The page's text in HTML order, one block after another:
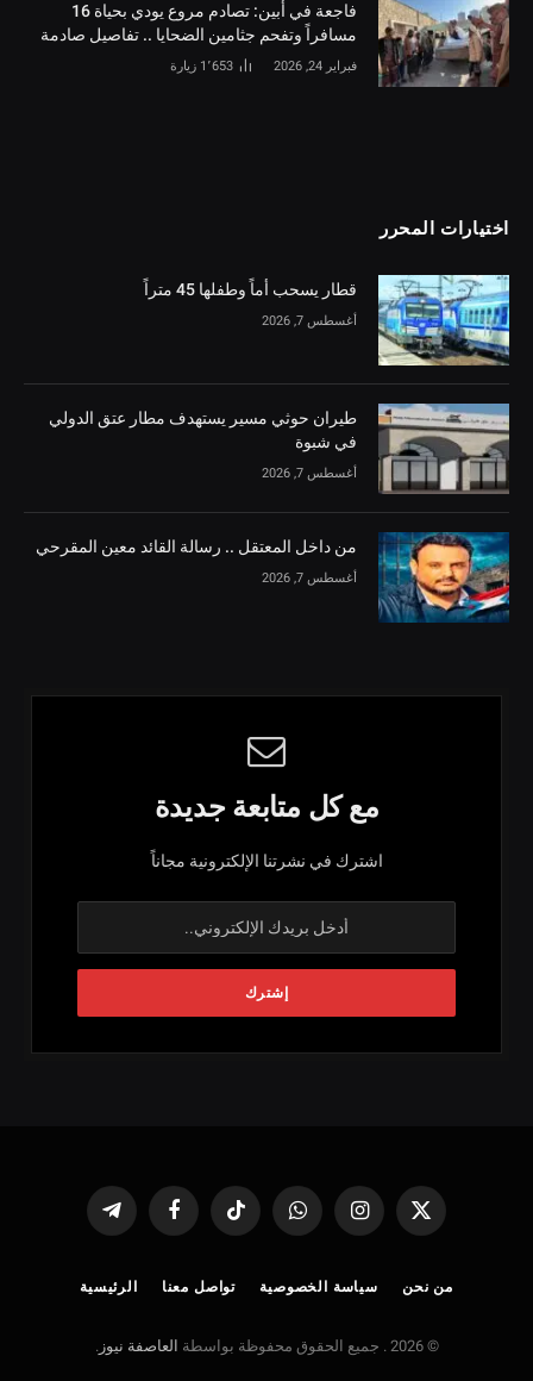
فاجعة في أبين: تصادم مروع يودي بحياة 16
مسافراً وتفحم جثامين الضحايا .. تفاصيل صادمة
فبراير 24, 2026 1٬653 زيارة
اختيارات المحرر
قطار يسحب أماً وطفلها 45 متراً
أغسطس 7, 2026
طيران حوثي مسير يستهدف مطار عتق الدولي
في شبوة
أغسطس 7, 2026
من داخل المعتقل .. رسالة القائد معين المقرحي
أغسطس 7, 2026
مع كل متابعة جديدة
اشترك في نشرتنا الإلكترونية مجاناً
X
الانستغرامواتساب تيكتوك فيسبوك تيلقرام
من نحن سياسة الخصوصية تواصل معنا الرئيسية
© 2026 . جميع الحقوق محفوظة بواسطة العاصفة نيوز.